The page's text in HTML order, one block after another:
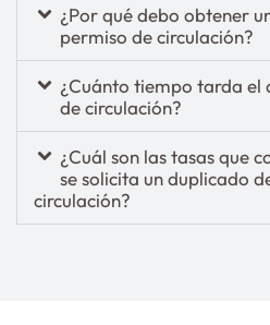
¿Por qué debo obtener
permiso de circulación?
¿Cuánto tiempo tarda el
de circulación?
¿Cuál son las tasas que
se solicita un duplicado
circulación?